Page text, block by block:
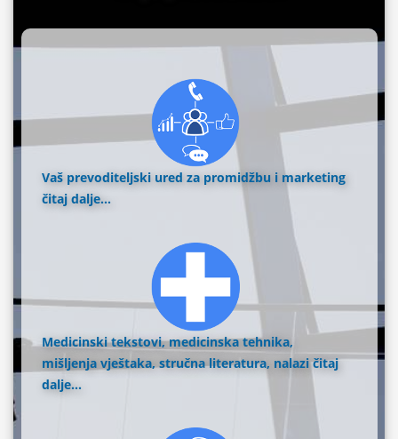
Vaš prevoditeljski ured za promidžbu i marketing
čitaj dalje...
Medicinski tekstovi, medicinska tehnika,
mišljenja vještaka, stručna literatura, nalazi čitaj
dalje...